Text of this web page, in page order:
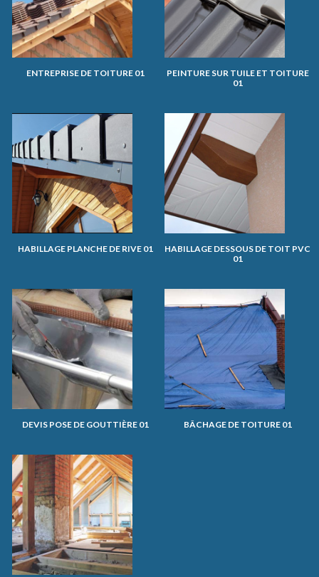
ENTREPRISE DE TOITURE 01
PEINTURE SUR TUILE ET TOITURE
01
HABILLAGE PLANCHE DE RIVE 01
HABILLAGE DESSOUS DE TOIT PVC
01
DEVIS POSE DE GOUTTIÈRE 01 BÂCHAGE DE TOITURE 01